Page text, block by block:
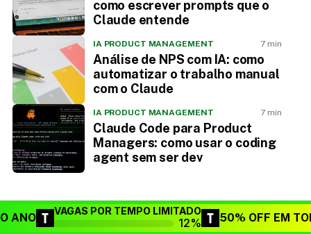
como escrever prompts que o
Claude entende
IA PRODUCT MANAGEMENT 7 min
Análise de NPS com IA: como
automatizar o trabalho manual
com o Claude
IA PRODUCT MANAGEMENT 7 min
Claude Code para Product
Managers: como usar o coding
agent sem ser dev
ANO VAGAS POR TEMPO LIMITADO
12% 50% OFF EM